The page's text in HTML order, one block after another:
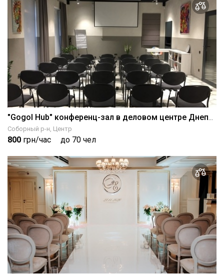
"Gogol Hub" конференц-зал в деловом центре Днепра
Соборный р-н, Центр
800 грн/час до 70 чел